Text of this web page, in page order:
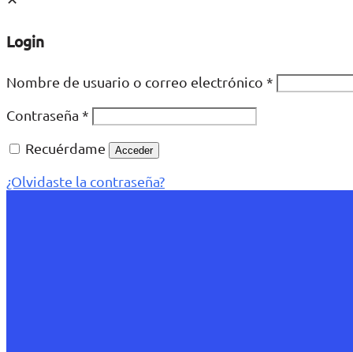
Login
Nombre de usuario o correo electrónico *
Contraseña *
Recuérdame
Acceder
¿Olvidaste la contraseña?